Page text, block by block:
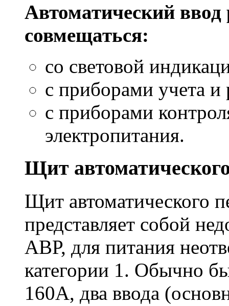
Автоматический
совмещаться:
со световой
с приборами учета и
с приборами
электропитания.
Щит
Щит
представляет собой
АВР, для питания
категории 1. Обычно
160А, два ввода